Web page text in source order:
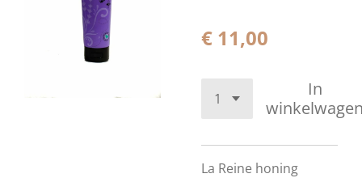
€ 11,00
In
La Reine honing